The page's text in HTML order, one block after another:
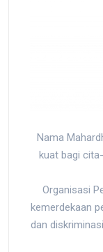
Nama
kuat bagi
Organisasi
kemerdekaan
dan